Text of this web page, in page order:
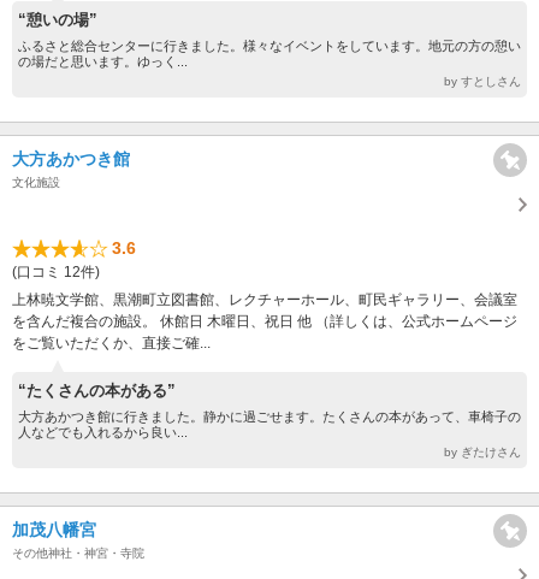
“憩いの場”
ふるさと総合センターに行きました。様々なイベントをしています。地元の方の憩い
の場だと思います。ゆっく...
by すとしさん
大方あかつき館
文化施設
3.6
(口コミ 12件)
上林暁文学館、黒潮町立図書館、レクチャーホール、町民ギャラリー、会議室
を含んだ複合の施設。 休館日 木曜日、祝日 他 （詳しくは、公式ホームページ
をご覧いただくか、直接ご確...
“たくさんの本がある”
大方あかつき館に行きました。静かに過ごせます。たくさんの本があって、車椅子の
人などでも入れるから良い...
by ぎたけさん
加茂八幡宮
その他神社・神宮・寺院